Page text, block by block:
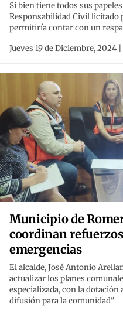
Si bien tiene todos sus
Responsabilidad Civil licitado
permitiría contar con un
Jueves 19 de Diciembre, 2024 |
Municipio de
coordinan
emergencias
El alcalde, José Antonio
actualizar los planes
especializada, con la dotación
difusión para la comunidad"